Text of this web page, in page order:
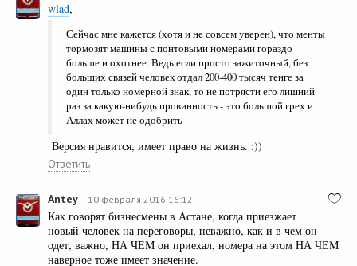
wlad,
Сейчас мне кажется (хотя и не совсем уверен), что менты
тормозят машины с понтовыми номерами гораздо
больше и охотнее. Ведь если просто зажиточный, без
больших связей человек отдал 200-400 тысяч тенге за
один только номерной знак, то не потрясти его лишний
раз за какую-нибудь провинность - это большой грех и
Аллах может не одобрить
Версия нравится, имеет право на жизнь. :))
Ответить
Antey 10 февраля 2016 16:12
Как говорят бизнесмены в Астане, когда приезжает
новый человек на переговоры, неважно, как и в чем он
одет, важно, НА ЧЕМ он приехал, номера на этом НА ЧЕМ
наверное тоже имеет значение.